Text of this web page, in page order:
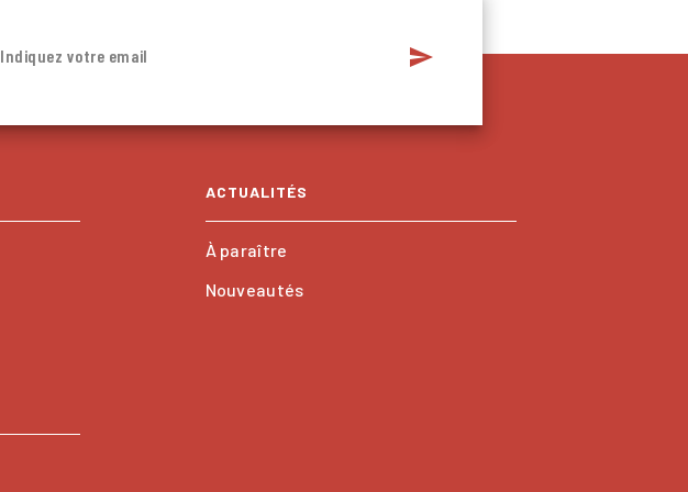
Indiquez votre email send
ACTUALITÉS
À paraître
Nouveautés